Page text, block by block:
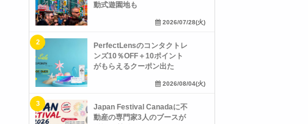
動式遊園地も
2026/07/28(火)
PerfectLensのコンタクトレ
ンズ10％OFF＋10ポイント
がもらえるクーポン出た
2026/08/04(火)
Japan Festival Canadaに不
動産の専門家3人のブースが